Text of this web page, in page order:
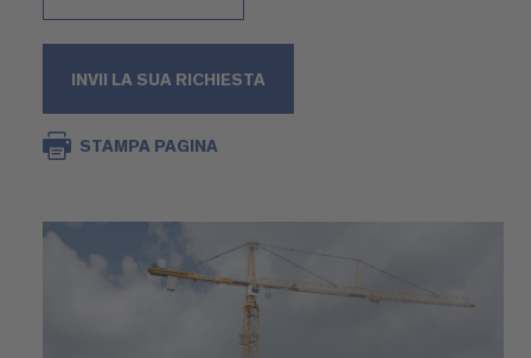
INVII LA SUA RICHIESTA
STAMPA PAGINA